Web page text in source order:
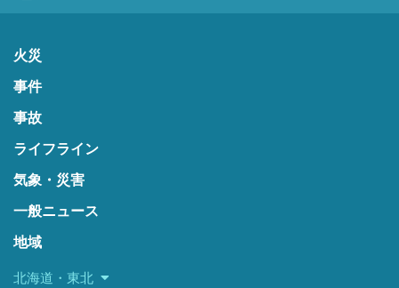
火災
事件
事故
ライフライン
気象・災害
一般ニュース
地域
北海道・東北